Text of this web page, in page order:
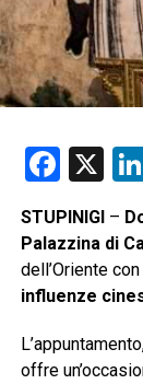
X
STUPINIGI –
Palazzina di
dell’Oriente con
influenze
offre